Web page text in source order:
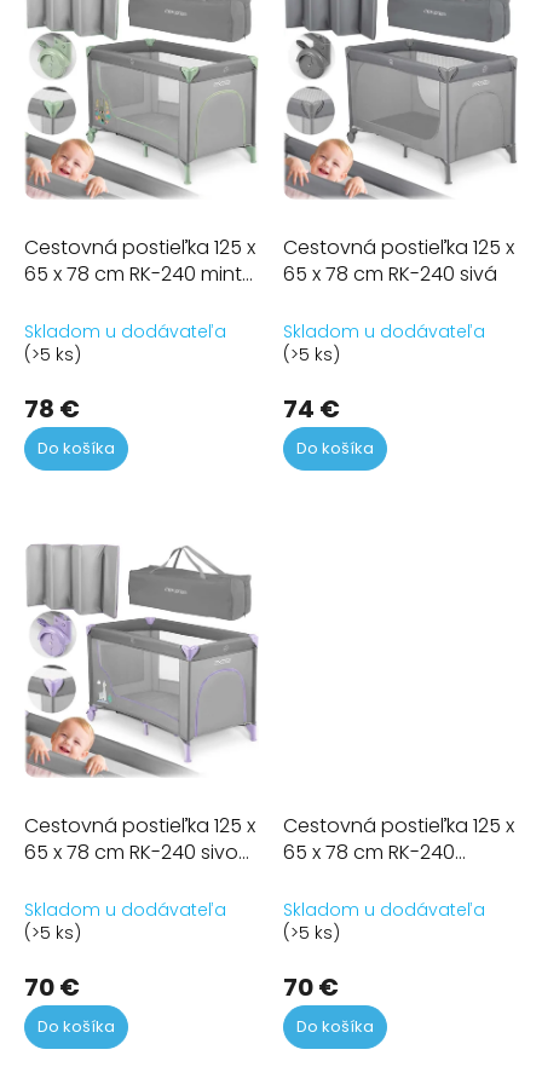
i
s
p
r
o
d
u
k
t
o
v
Cestovná postieľka 125 x
65 x 78 cm RK-240 mint
Skladom u dodávateľa
(>5 ks)
78 €
Do košíka
Cestovná postieľka 125 x
65 x 78 cm RK-240 sivá
Skladom u dodávateľa
(>5 ks)
74 €
Do košíka
Cestovná postieľka 125 x
65 x 78 cm RK-240 sivo
Skladom u dodávateľa
(>5 ks)
70 €
Do košíka
Cestovná postieľka 125 x
65 x 78 cm RK-240
Skladom u dodávateľa
(>5 ks)
70 €
Do košíka